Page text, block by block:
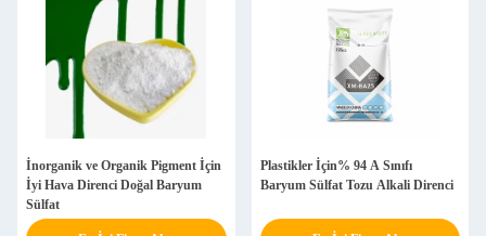
İnorganik ve Organik Pigment İçin
İyi Hava Direnci Doğal Baryum
Sülfat
Plastikler İçin% 94 A Sınıfı
Baryum Sülfat Tozu Alkali Direnci